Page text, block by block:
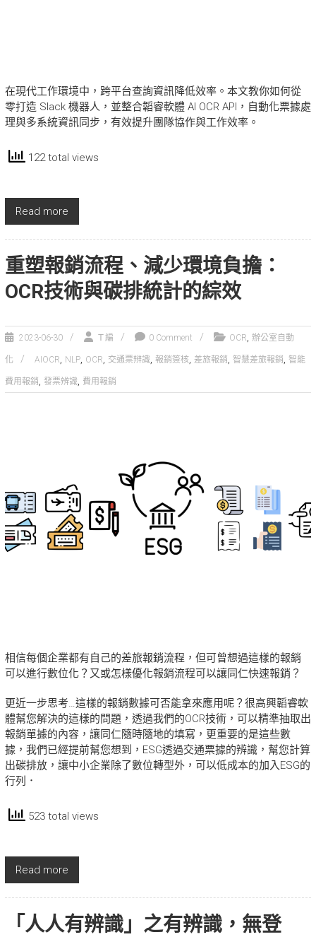
在現代工作環境中，跨平台查詢資訊降低效率。本文教你如何從
零打造 Slack 機器人，並整合韜睿軟體 AI OCR API，自動化票據處
理與多系統資訊同步，有效提升團隊協作與工作效率。
122 total views
Read more
重塑報銷流程、減少環境負擔：
OCR技術與碳排統計的綜效
2023-06-30 Ｔ編 0 Comment OCR, 辦公室自動
化 AIOCR, NLP, OCR, 交通票辨識, 報銷簽核, 差旅報銷, 智慧差旅報銷, 智能
費用報銷, 發票辨識, 費用報銷
相信每個企業都有自己的差旅報銷流程，但可曾想過這樣的報銷
可以進行數位化？又或怎樣優化報銷流程可以讓同仁快速報銷？
更近一步思考…這樣的報銷數據可否能拿來應用呢？很高興韜睿軟
體幫您解決的這樣的問題，透過我們的OCR技術，可以精準抽取出
報銷單據的內容，讓同仁隨時隨地的填寫，更重要的是這些數
據，我們已經提前幫您想到，ESG透過交通票據的辨識，幫您計算
出碳排放，讓中小企業除了數位轉型外，可以低成本的加入ESG的
行列．
523 total views
Read more
「人人有辨識」之有辨識，無登